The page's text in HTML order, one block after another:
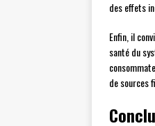
des effets
Enfin, il
santé du
de sources